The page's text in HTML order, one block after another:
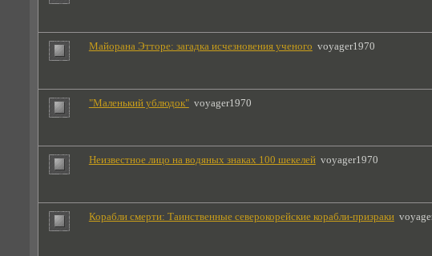
Майорана Этторе: загадка исчезновения ученого voyager1970
"Маленький ублюдок" voyager1970
Неизвестное лицо на водяных знаках 100 шекелей voyager1970
Корабли смерти: Таинственные северокорейские корабли-призраки